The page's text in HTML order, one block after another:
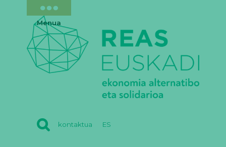
kontaktua ES
Menua